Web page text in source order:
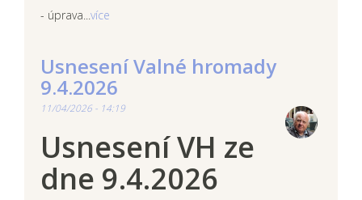
- úprava...více
Usnesení Valné hromady
9.4.2026
11/04/2026 - 14:19
Usnesení VH ze
dne 9.4.2026